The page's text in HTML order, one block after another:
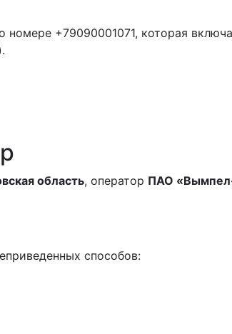
+79090001071, которая
область, оператор ПАО
способов: